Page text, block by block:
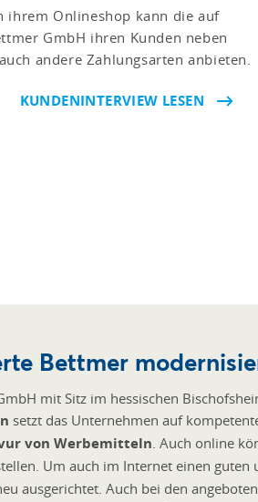
ihrem Onlineshop kann die auf
GmbH ihren Kunden neben
andere Zahlungsarten anbieten.
KUNDENINTERVIEW LESEN
Bettmer
mit Sitz im hessischen
setzt das Unternehmen auf
von Werbemitteln. Auch online
Um auch im Internet einen guten
ausgerichtet. Auch bei den